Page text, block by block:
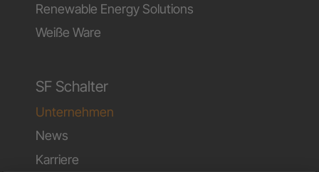
Renewable Energy Solutions
Weiße Ware
SF Schalter
Unternehmen
News
Karriere